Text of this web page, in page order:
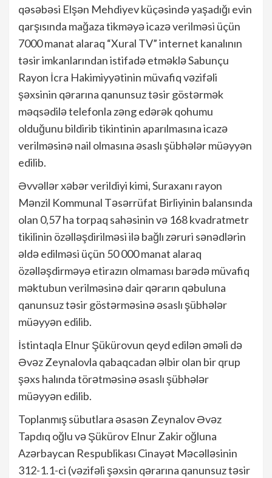
qəsəbəsi Elşən Mehdiyev küçəsində yaşadığı evin
qarşısında mağaza tikməyə icazə verilməsi üçün
7000 manat alaraq “Xural TV” internet kanalının
təsir imkanlarından istifadə etməklə Sabunçu
Rayon İcra Hakimiyyətinin müvafiq vəzifəli
şəxsinin qərarına qanunsuz təsir göstərmək
məqsədilə telefonla zəng edərək qohumu
olduğunu bildirib tikintinin aparılmasına icazə
verilməsinə nail olmasına əsaslı şübhələr müəyyən
edilib.
Əvvəllər xəbər verildiyi kimi, Suraxanı rayon
Mənzil Kommunal Təsərrüfat Birliyinin balansında
olan 0,57 ha torpaq sahəsinin və 168 kvadratmetr
tikilinin özəlləşdirilməsi ilə bağlı zəruri sənədlərin
əldə edilməsi üçün 50 000 manat alaraq
özəlləşdirməyə etirazın olmaması barədə müvafiq
məktubun verilməsinə dair qərarın qəbuluna
qanunsuz təsir göstərməsinə əsaslı şübhələr
müəyyən edilib.
İstintaqla Elnur Şükürovun qeyd edilən əməli də
Əvəz Zeynalovla qabaqcadan əlbir olan bir qrup
şəxs halında törətməsinə əsaslı şübhələr
müəyyən edilib.
Toplanmış sübutlara əsasən Zeynalov Əvəz
Tapdıq oğlu və Şükürov Elnur Zakir oğluna
Azərbaycan Respublikası Cinayət Məcəlləsinin
312-1.1-ci (vəzifəli şəxsin qərarına qanunsuz təsir